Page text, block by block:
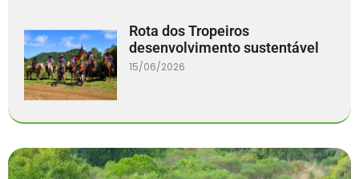
Rota dos Tropeiros
desenvolvimento sustentável
15/06/2026